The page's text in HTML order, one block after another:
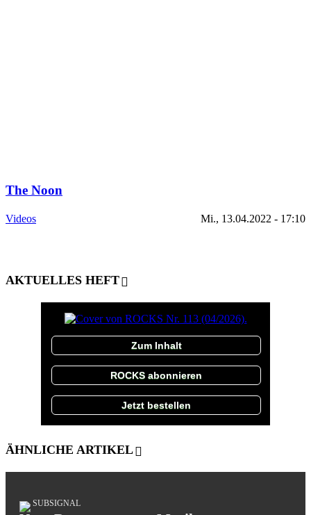
The Noon
Videos Mi., 13.04.2022 - 17:10
AKTUELLES HEFT
Zum Inhalt
ROCKS abonnieren
Jetzt bestellen
ÄHNLICHE ARTIKEL
SUBSIGNAL